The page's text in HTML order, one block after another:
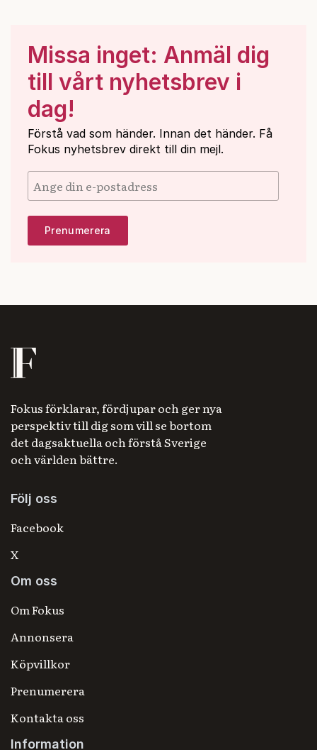
Missa inget: Anmäl dig
till vårt nyhetsbrev i
dag!
Förstå vad som händer. Innan det händer. Få
Fokus nyhetsbrev direkt till din mejl.
Fokus förklarar, fördjupar och ger nya
perspektiv till dig som vill se bortom
det dagsaktuella och förstå Sverige
och världen bättre.
Följ oss
Facebook
X
Om oss
Om Fokus
Annonsera
Köpvillkor
Prenumerera
Kontakta oss
Information